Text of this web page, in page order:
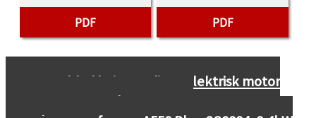
PDF PDF
Datablad højspændings elektrisk motor
H27R-5603-8, 1800kW, 6000V